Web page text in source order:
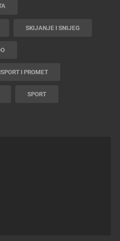
SKIJANJE I SNIJEG
I PROMET
SPORT